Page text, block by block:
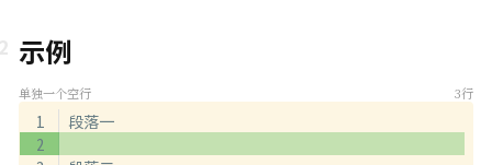
示例
单独一个空行 3行
段落一